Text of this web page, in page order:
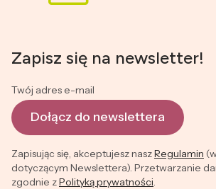
Zapisz się na newsletter!
Twój adres e-mail
Dołącz do newslettera
Zapisując się, akceptujesz naszRegulamin
dotyczącym Newslettera). Przetwarzanie
zgodnie zPolityką prywatności